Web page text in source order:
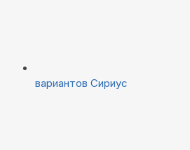
вариантов Сириус